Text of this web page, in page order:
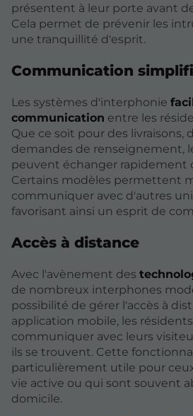
présentent à leur porte avant
Cela permet de prévenir les
une tranquillité d'esprit.
Communication
Les systèmes d'interphonie
communication entre les
Que ce soit pour des livraisons,
demandes de renseignement,
peuvent échanger rapidement
Certains modèles permettent
communiquer avec d'autres
favorisant ainsi un esprit de
Accès à distance
Avec l'avènement des
de nombreux interphones
possibilité de gérer l'accès à
application mobile, les
communiquer avec leurs
ils se trouvent. Cette
particulièrement utile pour
vie active ou qui sont souvent
domicile.